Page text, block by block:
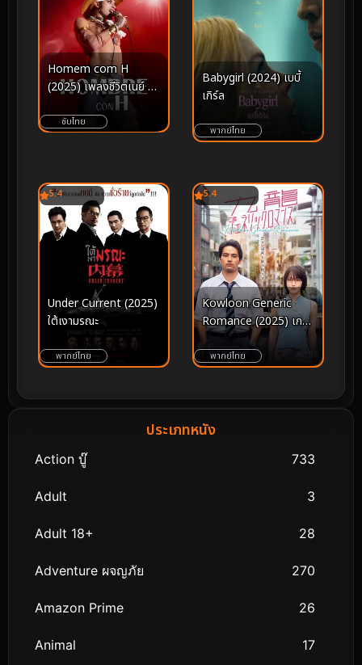
Homem com H
(2025) เพลงชีวิตเนย์ มา
ซับไทย
Babygirl (2024) เบบี้
เกิร์ล
พากย์ไทย
5.4
Under Current (2025)
ใต้เงามรณะ
พากย์ไทย
5.4
Kowloon Generic
Romance (2025) เกา
ลูน อุบัติรักปริศนาลับ
พากย์ไทย
ประเภทหนัง
Action บู๊ 733
Adult 3
Adult 18+ 28
Adventure ผจญภัย 270
Amazon Prime 26
Animal 17